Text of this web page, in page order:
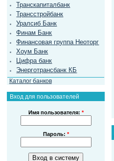
Транскапиталбанк
Трансстройбанк
Уралсиб Банк
Финам Банк
Финансовая группа Неоторг
Хоум Банк
Цифра банк
Энерготрансбанк КБ
Каталог банков
Вход для пользователей
Имя пользователя: *
Пароль: *